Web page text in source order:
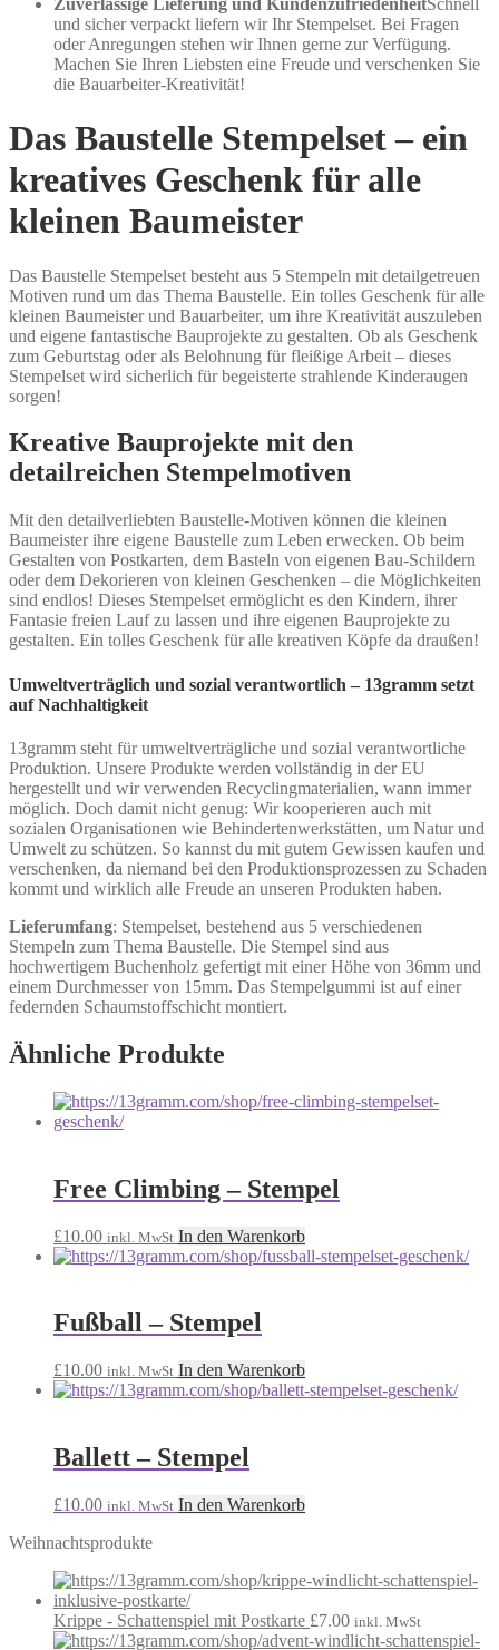
und sicher verpackt liefern wir Ihr Stempelset. Bei Fragen
oder Anregungen stehen wir Ihnen gerne zur Verfügung.
Machen Sie Ihren Liebsten eine Freude und verschenken Sie
die Bauarbeiter-Kreativität!
Das Baustelle Stempelset – ein
kreatives Geschenk für alle
kleinen Baumeister
Das Baustelle Stempelset besteht aus 5 Stempeln mit detailgetreuen
Motiven rund um das Thema Baustelle. Ein tolles Geschenk für alle
kleinen Baumeister und Bauarbeiter, um ihre Kreativität auszuleben
und eigene fantastische Bauprojekte zu gestalten. Ob als Geschenk
zum Geburtstag oder als Belohnung für fleißige Arbeit – dieses
Stempelset wird sicherlich für begeisterte strahlende Kinderaugen
sorgen!
Kreative Bauprojekte mit den
detailreichen Stempelmotiven
Mit den detailverliebten Baustelle-Motiven können die kleinen
Baumeister ihre eigene Baustelle zum Leben erwecken. Ob beim
Gestalten von Postkarten, dem Basteln von eigenen Bau-Schildern
oder dem Dekorieren von kleinen Geschenken – die Möglichkeiten
sind endlos! Dieses Stempelset ermöglicht es den Kindern, ihrer
Fantasie freien Lauf zu lassen und ihre eigenen Bauprojekte zu
gestalten. Ein tolles Geschenk für alle kreativen Köpfe da draußen!
Umweltverträglich und sozial verantwortlich – 13gramm setzt
auf Nachhaltigkeit
13gramm steht für umweltverträgliche und sozial verantwortliche
Produktion. Unsere Produkte werden vollständig in der EU
hergestellt und wir verwenden Recyclingmaterialien, wann immer
möglich. Doch damit nicht genug: Wir kooperieren auch mit
sozialen Organisationen wie Behindertenwerkstätten, um Natur und
Umwelt zu schützen. So kannst du mit gutem Gewissen kaufen und
verschenken, da niemand bei den Produktionsprozessen zu Schaden
kommt und wirklich alle Freude an unseren Produkten haben.
Lieferumfang: Stempelset, bestehend aus 5 verschiedenen
Stempeln zum Thema Baustelle. Die Stempel sind aus
hochwertigem Buchenholz gefertigt mit einer Höhe von 36mm und
einem Durchmesser von 15mm. Das Stempelgummi ist auf einer
federnden Schaumstoffschicht montiert.
Ähnliche Produkte
Free Climbing – Stempel
£10.00 inkl. MwSt In den Warenkorb
Fußball – Stempel
£10.00 inkl. MwSt In den Warenkorb
Ballett – Stempel
£10.00 inkl. MwSt In den Warenkorb
Weihnachtsprodukte
Krippe - Schattenspiel mit Postkarte £7.00 inkl. MwSt